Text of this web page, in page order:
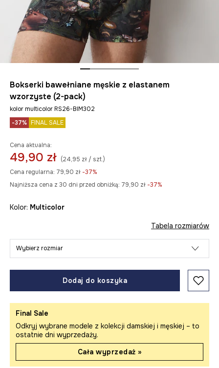
Bokserki bawełniane męskie z elastanem
wzorzyste (2-pack)
kolor multicolor RS26-BIM302
-37% FINAL SALE
Cena aktualna:
49,90 zł (24,95 zł / szt.)
Cena regularna: 79,90 zł -37%
Najniższa cena z 30 dni przed obniżką: 79,90 zł -37%
Kolor: multicolor
Tabela rozmiarów
Wybierz rozmiar
Dodaj do koszyka
Final Sale
Odkryj wybrane modele z kolekcji damskiej i męskiej – to
ostatnie dni wyprzedaży.
Cała wyprzedaż »